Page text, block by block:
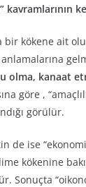
kavramlarının
bir kökene ait
olma, kanaat
göre ,
görülür.
de ise
kökenine